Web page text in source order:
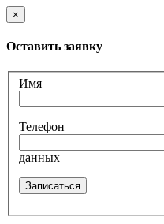
×
Оставить заявку
Имя
Телефон
данных